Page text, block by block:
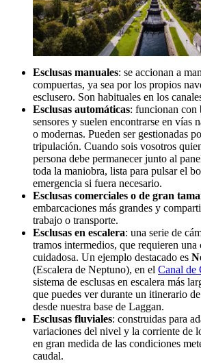
Esclusas manuales: se accionan a
compuertas, ya sea por los propios
esclusero. Son habituales en los
Esclusas automáticas: funcionan con
sensores y suelen encontrarse en vías
o modernas. Pueden ser gestionadas
tripulación. Cuando sois vosotros
persona debe permanecer junto al
toda la maniobra, lista para pulsar el
emergencia si fuera necesario.
Esclusas comerciales o de gran
embarcaciones más grandes y
trabajo o transporte.
Esclusas en escalera: una serie de
tramos intermedios, que requieren una
cuidadosa. Un ejemplo destacado es
(Escalera de Neptuno), en el Canal de
sistema de esclusas en escalera más
que puedes ver durante un itinerario
desde nuestra base de Laggan.
Esclusas fluviales: construidas para
variaciones del nivel y la corriente de
en gran medida de las condiciones
caudal.